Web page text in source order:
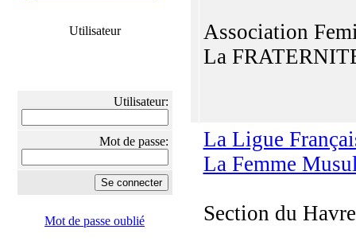
Utilisateur
Utilisateur:
Mot de passe:
Mot de passe oublié
Association
La
La Ligue
La Femme
Section du Havre